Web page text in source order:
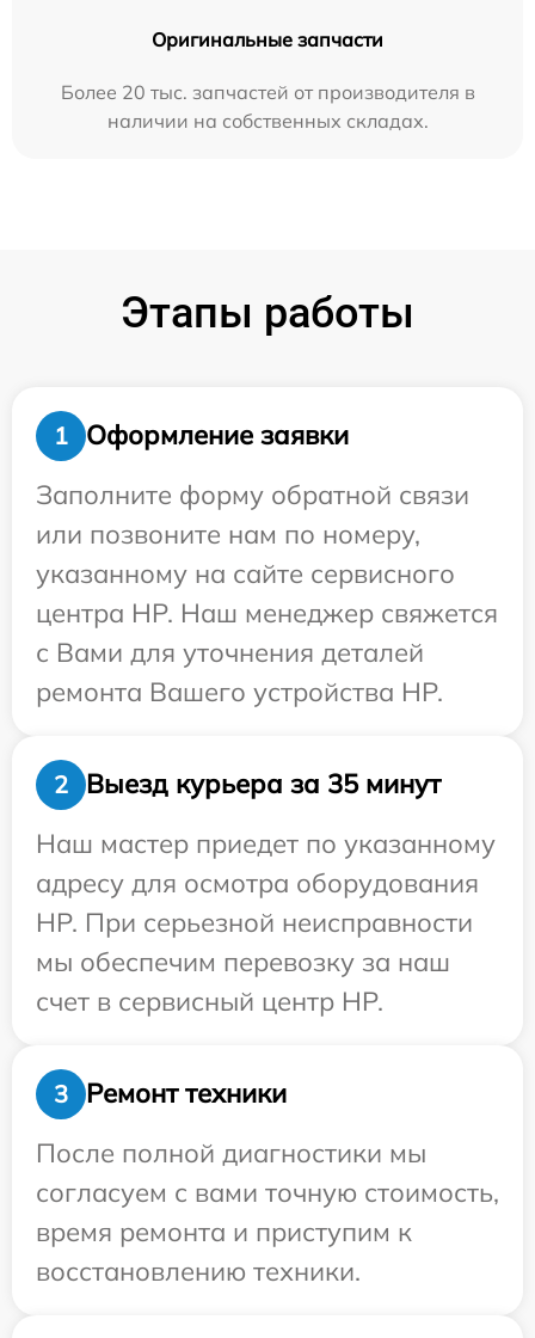
Оригинальные запчасти
Более 20 тыс. запчастей от производителя в
наличии на собственных складах.
Этапы работы
1
Оформление заявки
Заполните форму обратной связи
или позвоните нам по номеру,
указанному на сайте сервисного
центра HP. Наш менеджер свяжется
с Вами для уточнения деталей
ремонта Вашего устройства HP.
2
Выезд курьера за 35 минут
Наш мастер приедет по указанному
адресу для осмотра оборудования
HP. При серьезной неисправности
мы обеспечим перевозку за наш
счет в сервисный центр HP.
3
Ремонт техники
После полной диагностики мы
согласуем с вами точную стоимость,
время ремонта и приступим к
восстановлению техники.